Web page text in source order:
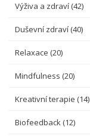
Výživa a zdraví (42)
Duševní zdraví (40)
Relaxace (20)
Mindfulness (20)
Kreativní terapie (14)
Biofeedback (12)